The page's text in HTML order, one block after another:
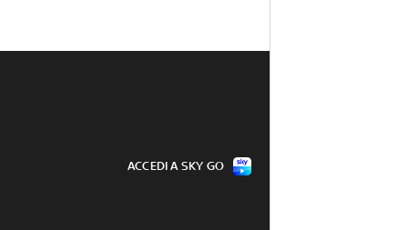
ACCEDI A SKY GO